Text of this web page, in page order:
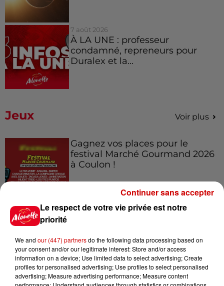
7 août 2026
À LA UNE : professeur
condamné, repreneurs pour
Duralex et la...
Jeux Voir plus
Gagnez vos places pour le
festival Marché Gourmand 2026
à Coulon !
Le Duel - Gagnez vos entrées
Destination Vacances - Gagnez
Le respect de votre vie privée est notre
priorité
We and our (447) partnersdo the following data processing based on
your consent and/or our legitimate interest: Store and/or access
information on a device; Use limited data to select advertising; Create
profiles for personalised advertising; Use profiles to select personalised
advertising; Measure advertising performance; Measure content
Continuer sans accepter